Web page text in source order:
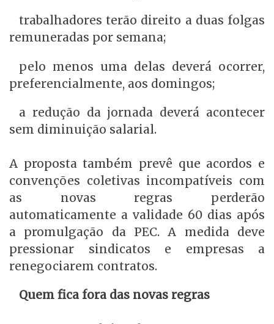
trabalhadores terão direito a duas folgas
remuneradas por semana;
pelo menos uma delas deverá ocorrer,
preferencialmente, aos domingos;
a redução da jornada deverá acontecer
sem diminuição salarial.
A proposta também prevê que acordos e
convenções coletivas incompatíveis com
as novas regras perderão
automaticamente a validade 60 dias após
a promulgação da PEC. A medida deve
pressionar sindicatos e empresas a
renegociarem contratos.
Quem fica fora das novas regras